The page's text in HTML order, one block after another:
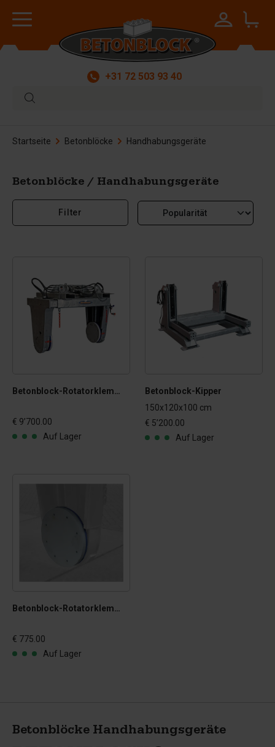
+31 72 503 93 40
Startseite Betonblöcke Handhabungsgeräte
Betonblöcke / Handhabungsgeräte
Filter
Betonblock-Rotatorklemme
€ 9’700.00
Auf Lager
Betonblock-Kipper
150x120x100 cm
€ 5’200.00
Auf Lager
Betonblock-Rotatorklemme Gummiset
€ 775.00
Auf Lager
Betonblöcke Handhabungsgeräte